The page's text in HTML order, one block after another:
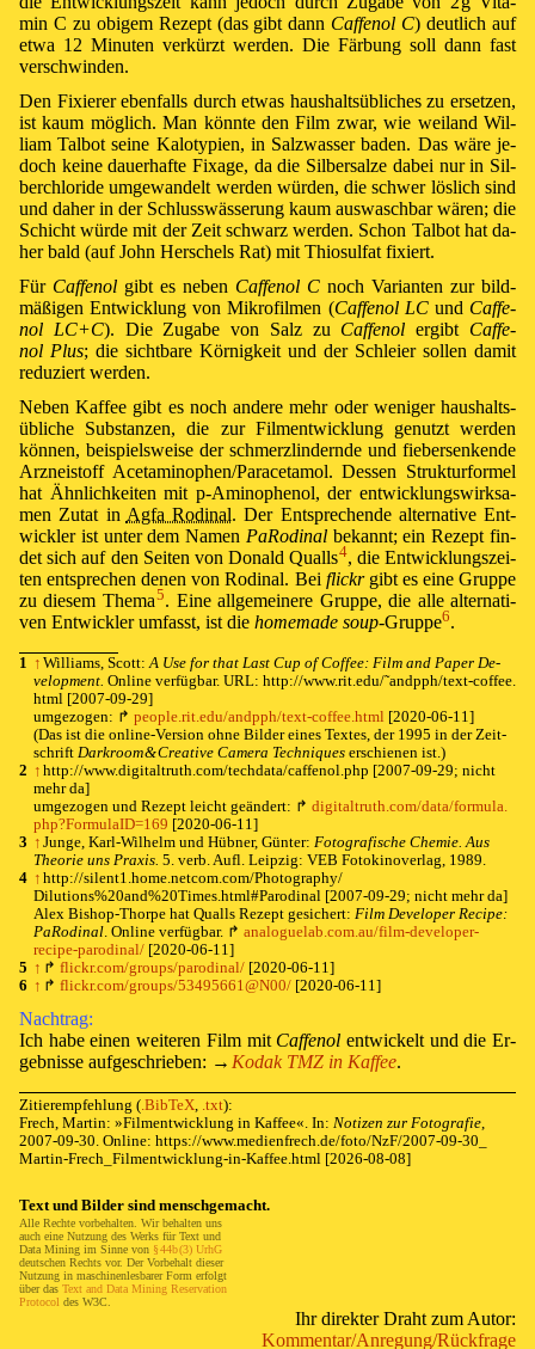
min C zu obi­gem Re­zept (das gibt dann Caffe­nol C) deut­lich auf
et­wa 12 Mi­nu­ten ver­kürzt wer­den. Die Fär­bung soll dann fast
ver­schwin­den.
Den Fi­xier­er eben­falls durch et­was haus­halts­üb­li­ches zu er­setz­en,
ist kaum mög­lich. Man könn­te den Film zwar, wie wei­land Wil­
liam Tal­bot sei­ne Ka­lo­ty­pien, in Salz­was­ser ba­den. Das wä­re je­
doch kei­ne dau­er­haf­te Fi­xa­ge, da die Sil­ber­salze da­bei nur in Sil­
ber­chlo­ri­de um­ge­wan­delt wer­den wür­den, die schwer lös­lich sind
und da­her in der Schluss­wäs­se­rung kaum aus­wasch­bar wä­ren; die
Schicht wür­de mit der Zeit schwarz wer­den. Schon Tal­bot hat da­
her bald (auf John Her­schels Rat) mit Thio­sul­fat fi­xiert.
Für Caffe­nol gibt es ne­ben Caffe­nol C noch Va­ri­an­ten zur bild­
mäßi­gen Ent­wick­lung von Mi­kro­fil­men (Caffe­nol LCund Caffe­
nol LC+C). Die Zu­ga­be von Salz zu Caffe­nol er­gibt Caffe­
nol Plus; die sicht­ba­re Kör­nig­keit und der Schlei­er sol­len da­mit
re­du­ziert wer­den.
Ne­ben Kaf­fee gibt es noch an­de­re mehr oder we­ni­ger haus­halts­
üb­li­che Sub­stan­zen, die zur Film­ent­wick­lung ge­nutzt wer­den
kön­nen, bei­spiels­wei­se der schmerz­lin­dern­de und fieber­sen­ken­de
Arz­nei­stoff Ace­ta­mi­no­phen/Pa­ra­ce­ta­mol. Des­sen Struk­tur­for­mel
hat Ähn­lich­keit­en mit p-Amino­phe­nol, der ent­wick­lungs­wirk­sa­
men Zu­tat in Agfa Ro­di­nal. Der Ent­spre­chen­de al­ter­na­ti­ve Ent­
wick­ler ist un­ter dem Na­men Pa­Ro­di­nalbe­kannt; ein Re­zept fin­
det sich auf den Sei­ten von Do­nald Qualls⁠4, die Ent­wick­lungs­zei­
ten ent­spre­chen de­nen von Ro­di­nal. Bei flickrgibt es ei­ne Grup­pe
zu die­sem The­ma⁠5. Ei­ne all­ge­mei­ne­re Grup­pe, die alle al­ter­na­ti­
ven Ent­wick­ler um­fasst, ist die home­made soup-Grup­pe⁠6.
1 ↑ Wil­liams, Scott:A Use for that Last Cup of Cof­fee: Film and Pa­per De­
vel­op­ment. On­line ver­füg­bar. URL: http://www.rit.edu/˜andpph/text-coffee.
html [2007-09-29]
um­ge­zo­gen: ↱ people.rit.edu/andpph/text-coffee.html [2020-06-11]
(Das ist die on­line-Ver­si­on ohne Bil­der ei­nes Tex­tes, der 1995 in der Zeit­
schrift Dark­room &Cre­a­tive Cam­era Tech­niques er­schie­nen ist.)
2 ↑ http://www.digitaltruth.com/techdata/caffenol.php [2007-09-29; nicht
mehr da]
um­ge­zo­gen und Re­zept leicht ge­än­dert: ↱ digitaltruth.com/data/formula.
php?FormulaID=169 [2020-06-11]
3 ↑ Jun­ge, Karl-Wil­helm und Hüb­ner, Gün­ter: Fo­to­gra­fi­sche Che­mie. Aus
The­o­rie uns Pra­xis. 5. verb. Aufl. Leip­zig: VEB Fo­to­kino­ver­lag, 1989.
4 ↑ http://silent1.home.netcom.com/Photography/
Dilutions%20and%20Times.html#Parodinal [2007-09-29; nicht mehr da]
Alex Bish­op-Thorpe hat Qualls Re­zept ge­sich­ert: Film De­vel­op­er Re­ci­pe:
Pa­Ro­di­nal. On­line ver­füg­bar. ↱ analoguelab.com.au/film-developer-
recipe-parodinal/ [2020-06-11]
5 ↑ ↱ flickr.com/groups/parodinal/ [2020-06-11]
6 ↑ ↱ flickr.com/groups/53495661@N00/ [2020-06-11]
Nach­trag:
Ich ha­be ei­nen wei­te­ren Film mit Caffe­nol ent­wick­elt und die Er­
geb­nis­se auf­ge­schrie­ben: → Ko­dak TMZ in Kaf­fee.
Zitierempfehlung ( .BibTeX .txt):
Frech, Martin: »Film­ent­wick­lung in Kaf­fee«. In: Notizen zur Fotografie
2007-09-30 . Online: https://www.medienfrech. de/foto/NzF/2007-09-30_
Martin-Frech_ Filmentwicklung-in-Kaffee. html [2026-08-08]
Text und Bil­der sind mensch­ge­macht.
Al­le Rech­te vor­be­hal­ten. Wir be­hal­ten uns
auch eine Nutz­ung des Werks fürText und
Da­ta Min­ing im Sin­ne von §⁠ ⁠44b⁠ ⁠(3) UrhG
deut­schen Rechts vor. Der Vor­be­halt die­ser
Nut­zung in ma­schi­nen­les­ba­rer Form er­folgt
über das Text and Da­ta Min­ing Res­er­va­tion
Pro­to­col des W3C.
Ihr di­rek­ter Draht zum Au­tor:
Kom­men­tar/An­re­gung/Rück­fra­ge